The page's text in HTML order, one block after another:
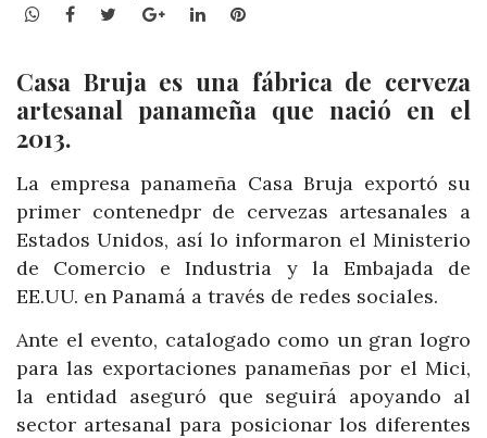
WhatsApp
Facebook
TwitterGoogle+LinkedInPinterest
Casa Bruja es una fábrica de cerveza
artesanal panameña que nació en el
2013.
La empresa panameña Casa Bruja exportó su
primer contenedpr de cervezas artesanales a
Estados Unidos, así lo informaron el Ministerio
de Comercio e Industria y la Embajada de
EE.UU. en Panamá a través de redes sociales.
Ante el evento, catalogado como un gran logro
para las exportaciones panameñas por el Mici,
la entidad aseguró que seguirá apoyando al
sector artesanal para posicionar los diferentes